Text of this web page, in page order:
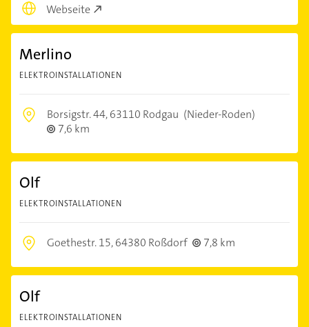
Webseite
Merlino
ELEKTROINSTALLATIONEN
Borsigstr. 44,63110 Rodgau (Nieder-Roden)
7,6 km
Olf
ELEKTROINSTALLATIONEN
Goethestr. 15,64380 Roßdorf 7,8 km
Olf
ELEKTROINSTALLATIONEN